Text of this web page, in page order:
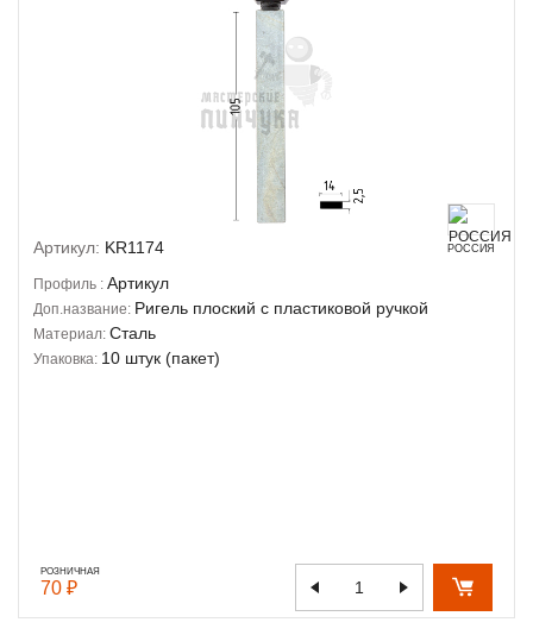
Артикул: KR1174 РОССИЯ
Профиль : Артикул
Доп.название: Ригель плоский с пластиковой ручкой
Материал: Сталь
Упаковка: 10 штук (пакет)
РОЗНИЧНАЯ
70 ₽